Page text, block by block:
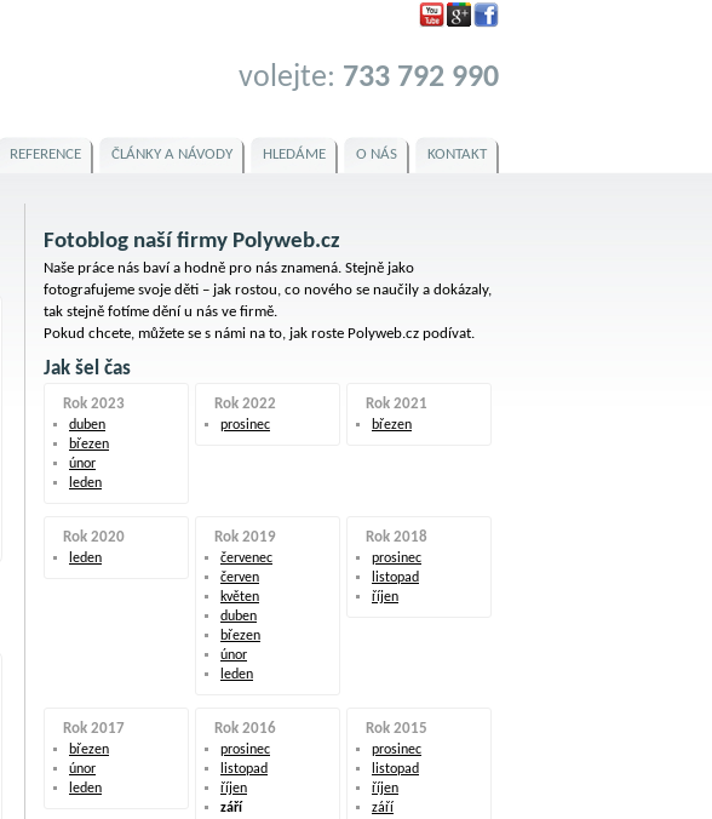
volejte: 733 792 990
REFERENCE ČLÁNKY A NÁVODY HLEDÁME O NÁS KONTAKT
Fotoblog naší firmy Polyweb.cz
Naše práce nás baví a hodně pro nás znamená. Stejně jako
fotografujeme svoje děti – jak rostou, co nového se naučily a dokázaly,
tak stejně fotíme dění u nás ve firmě.
Pokud chcete, můžete se s námi na to, jak roste Polyweb.cz podívat.
Jak šel čas
Rok 2023
duben
březen
únor
leden
Rok 2022
prosinec
Rok 2021
březen
Rok 2020
leden
Rok 2019
červenec
červen
květen
duben
březen
únor
leden
Rok 2018
prosinec
listopad
říjen
Rok 2017
březen
únor
leden
Rok 2016
prosinec
listopad
říjen
září
Rok 2015
prosinec
listopad
říjen
září